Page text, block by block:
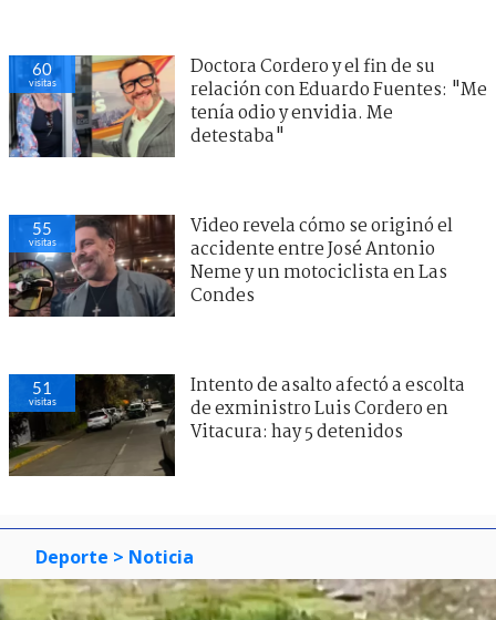
60
visitas
Doctora Cordero y el fin de su
relación con Eduardo Fuentes: "Me
tenía odio y envidia. Me
detestaba"
55
visitas
Video revela cómo se originó el
accidente entre José Antonio
Neme y un motociclista en Las
Condes
51
visitas
Intento de asalto afectó a escolta
de exministro Luis Cordero en
Vitacura: hay 5 detenidos
Deporte > Noticia